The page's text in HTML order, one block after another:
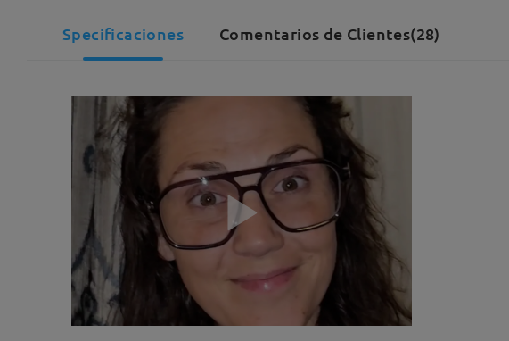
Specificaciones Comentarios de Clientes(28)